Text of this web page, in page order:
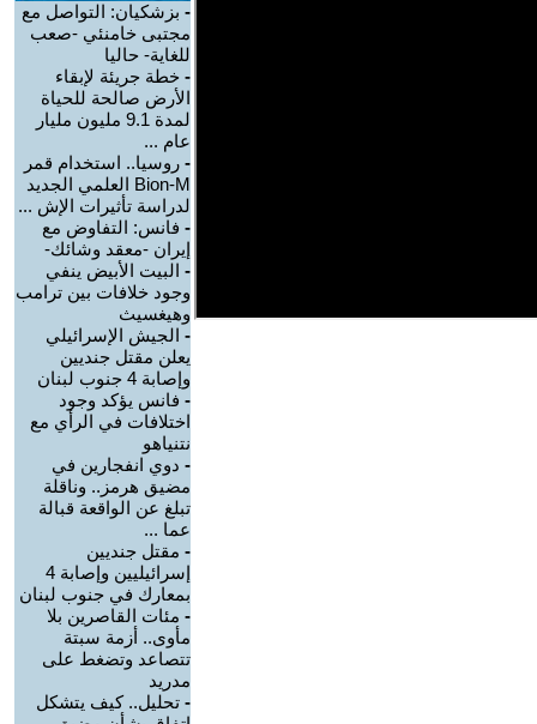
- بزشكيان: التواصل مع
مجتبى خامنئي -صعب
للغاية- حاليا
- خطة جريئة لإبقاء
الأرض صالحة للحياة
لمدة 9.1 مليون مليار
عام ...
- روسيا.. استخدام قمر
Bion-M العلمي الجديد
لدراسة تأثيرات الإش ...
- فانس: التفاوض مع
إيران -معقد وشائك-
- البيت الأبيض ينفي
وجود خلافات بين ترامب
وهيغسيث
- الجيش الإسرائيلي
يعلن مقتل جنديين
وإصابة 4 جنوب لبنان
- فانس يؤكد وجود
اختلافات في الرأي مع
نتنياهو
- دوي انفجارين في
مضيق هرمز.. وناقلة
تبلغ عن الواقعة قبالة
عما ...
- مقتل جنديين
إسرائيليين وإصابة 4
بمعارك في جنوب لبنان
- مئات القاصرين بلا
مأوى.. أزمة سبتة
تتصاعد وتضغط على
مدريد
- تحليل.. كيف يتشكل